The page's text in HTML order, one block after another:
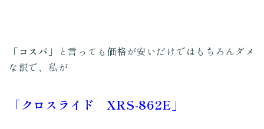
「コスパ」
と言っても価格が安いだけではもちろんダメ
な訳で、私が
「クロスライド XRS-862E」